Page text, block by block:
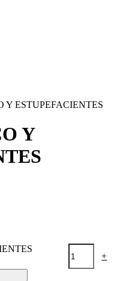
Y ESTUPEFACIENTES
Y
+